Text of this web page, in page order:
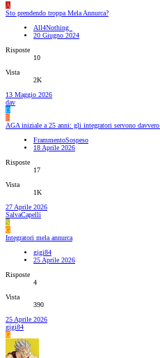
A
Sto prendendo troppa Mela Annurca?
All4Nothing_
20 Giugno 2024
Risposte
10
Vista
2K
13 Maggio 2026
dav
D
F
AGA iniziale a 25 anni: gli integratori servono
FrammentoSospeso
18 Aprile 2026
Risposte
17
Vista
1K
27 Aprile 2026
SalvaCapelli
S
G
Integratori mela annurca
gigi84
25 Aprile 2026
Risposte
4
Vista
390
25 Aprile 2026
gigi84
G